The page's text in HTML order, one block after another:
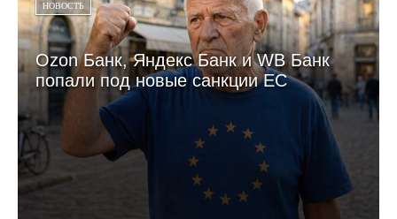
НОВОСТЬ
Ozon Банк, Яндекс Банк и WB Банк
попали под новые санкции ЕС